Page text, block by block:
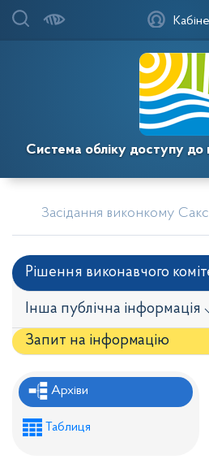
Система обліку доступу до
Засідання виконкому
Рішення виконавчого
Інша публічна інформація
Запит на iнформацію
Рішення районної ради
Рішення виконавчого
Розпорядження районного
Архіви
Таблиця